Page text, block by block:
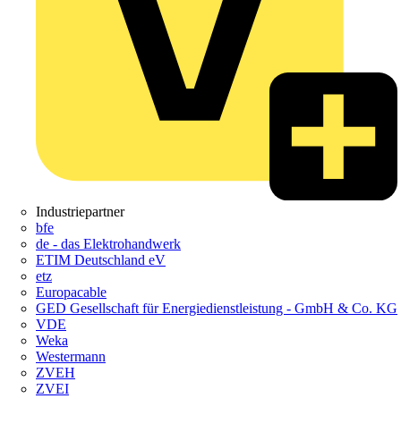
Industriepartner
bfe
de - das Elektrohandwerk
ETIM Deutschland eV
etz
Europacable
GED Gesellschaft für Energiedienstleistung - GmbH & Co. KG
VDE
Weka
Westermann
ZVEH
ZVEI